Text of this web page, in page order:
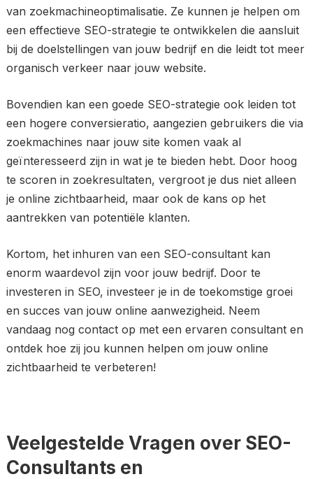
van zoekmachineoptimalisatie. Ze kunnen je helpen om
een effectieve SEO-strategie te ontwikkelen die aansluit
bij de doelstellingen van jouw bedrijf en die leidt tot meer
organisch verkeer naar jouw website.
Bovendien kan een goede SEO-strategie ook leiden tot
een hogere conversieratio, aangezien gebruikers die via
zoekmachines naar jouw site komen vaak al
geïnteresseerd zijn in wat je te bieden hebt. Door hoog
te scoren in zoekresultaten, vergroot je dus niet alleen
je online zichtbaarheid, maar ook de kans op het
aantrekken van potentiële klanten.
Kortom, het inhuren van een SEO-consultant kan
enorm waardevol zijn voor jouw bedrijf. Door te
investeren in SEO, investeer je in de toekomstige groei
en succes van jouw online aanwezigheid. Neem
vandaag nog contact op met een ervaren consultant en
ontdek hoe zij jou kunnen helpen om jouw online
zichtbaarheid te verbeteren!
Veelgestelde Vragen over SEO-
Consultants en